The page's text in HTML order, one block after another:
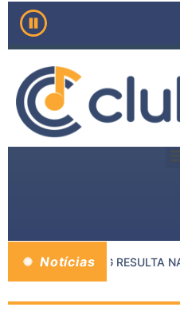
Notícias
MP E PMMG RESULTA